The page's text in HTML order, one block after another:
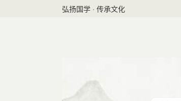
弘扬国学 · 传承文化